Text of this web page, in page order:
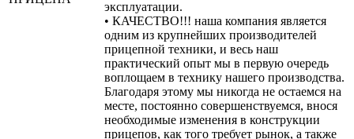
эксплуатации.
• КАЧЕСТВО!!! наша компания является
одним из крупнейших производителей
прицепной техники, и весь наш
практический опыт мы в первую очередь
воплощаем в технику нашего производства.
Благодаря этому мы никогда не остаемся на
месте, постоянно совершенствуемся, внося
необходимые изменения в конструкции
прицепов, как того требует рынок, а также